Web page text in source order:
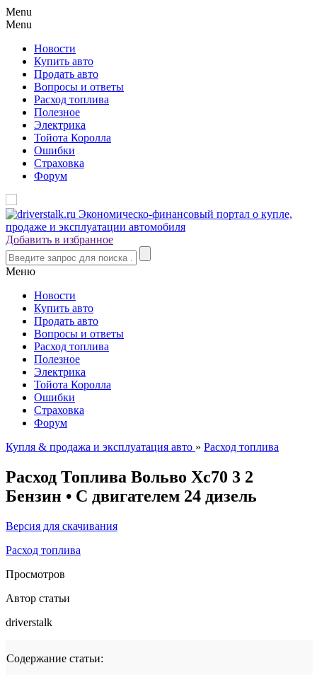
Menu
Menu
Новости
Купить авто
Продать авто
Вопросы и ответы
Расход топлива
Полезное
Электрика
Тойота Королла
Ошибки
Страховка
Форум
Добавить в избранное
Меню
Новости
Купить авто
Продать авто
Вопросы и ответы
Расход топлива
Полезное
Электрика
Тойота Королла
Ошибки
Страховка
Форум
Купля & продажа и эксплуатация авто » Расход топлива
Расход Топлива Вольво Хс70 3 2
Бензин • С двигателем 24 дизель
Версия для скачивания
Расход топлива
Просмотров
Автор статьи
driverstalk
Содержание статьи: